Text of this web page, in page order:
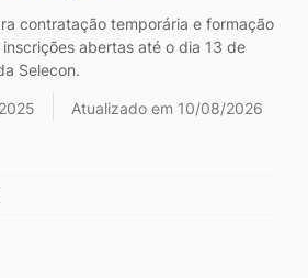
contratação temporária e formação
abertas até o dia 13 de
Selecon.
Atualizado em 10/08/2026